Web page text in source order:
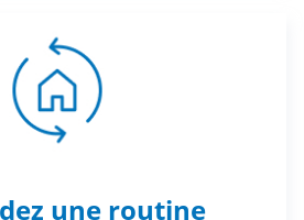
une routine